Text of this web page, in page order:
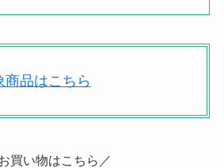
品はこちら
買い物はこちら／